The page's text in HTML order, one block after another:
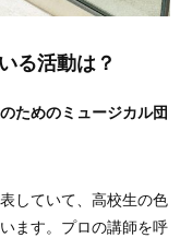
る活動は？
ためのミュージカル団
していて、高校生の色
ます。プロの講師を呼